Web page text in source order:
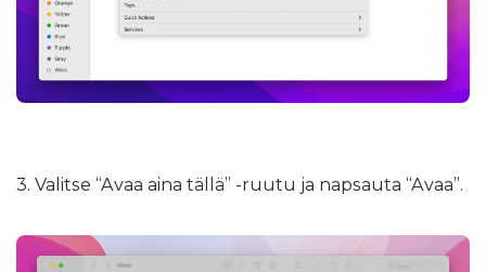
3. Valitse “Avaa aina tällä” -ruutu ja napsauta “Avaa”.